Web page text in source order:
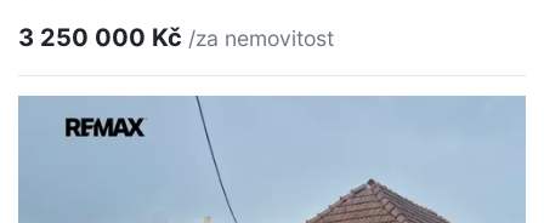
3 250 000 Kč /za nemovitost